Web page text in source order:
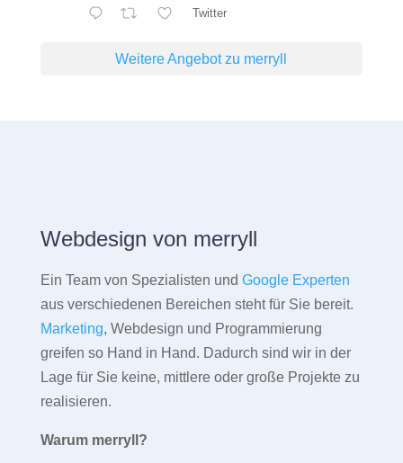
Twitter
Weitere Angebot zu merryll
Webdesign von merryll
Ein Team von Spezialisten und Google Experten
aus verschiedenen Bereichen steht für Sie bereit.
Marketing, Webdesign und Programmierung
greifen so Hand in Hand. Dadurch sind wir in der
Lage für Sie keine, mittlere oder große Projekte zu
realisieren.
Warum merryll?